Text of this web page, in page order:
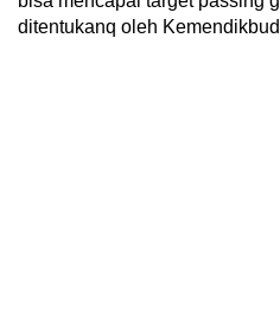
ditentukanq oleh